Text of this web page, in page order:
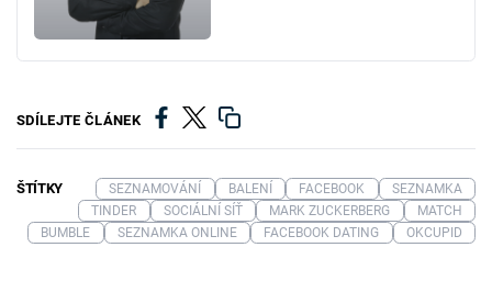
SDÍLEJTE ČLÁNEK
ŠTÍTKY SEZNAMOVÁNÍ BALENÍ FACEBOOK
SEZNAMKA
TINDER
SOCIÁLNÍ SÍŤ MARK ZUCKERBERG
MATCH
BUMBLE
SEZNAMKA ONLINE FACEBOOK DATING OKCUPID